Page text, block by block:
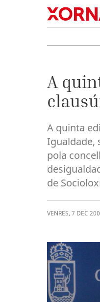
A
A quinta
Igualdade,
pola
de
VENRES, 7 DEC